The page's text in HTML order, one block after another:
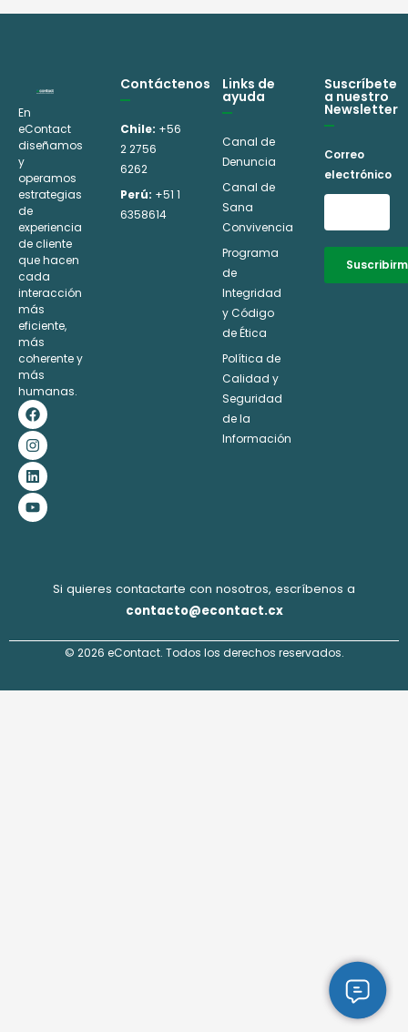
En
eContact
diseñamos
y
operamos
estrategias
de
experiencia
de cliente
que hacen
cada
interacción
más
eficiente,
más
coherente y
más
humanas.
F
a
c
e
b
o
o
k
I
n
s
t
a
g
r
a
m
L
i
n
k
e
d
i
n
Y
o
u
t
u
b
e
Contáctenos
Chile: +56
2 2756
6262
Perú: +51 1
6358614
Links de
ayuda
Canal de
Denuncia
Canal de
Sana
Convivencia
Programa
de
Integridad
y Código
de Ética
Política de
Calidad y
Seguridad
de la
Información
Suscríbete
a nuestro
Newsletter
Correo
electrónico
Si quieres contactarte con nosotros, escríbenos a
contacto@econtact.cx
© 2026 eContact. Todos los derechos reservados.